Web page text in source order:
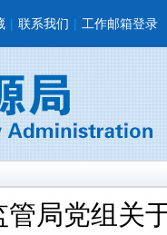
| 联系我们 | 工作邮箱登录
管局党组关